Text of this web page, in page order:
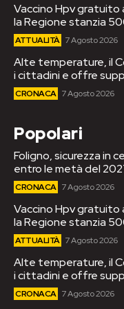
Vaccino Hpv gratuito
la Regione stanzia
ATTUALITÀ 7 Agosto 2026
Alte temperature, il
i cittadini e offre
CRONACA 7 Agosto 2026
Popolari
Foligno, sicurezza in
entro le metà del
CRONACA 7 Agosto 2026
Vaccino Hpv gratuito
la Regione stanzia
ATTUALITÀ 7 Agosto 2026
Alte temperature, il
i cittadini e offre
CRONACA 7 Agosto 2026